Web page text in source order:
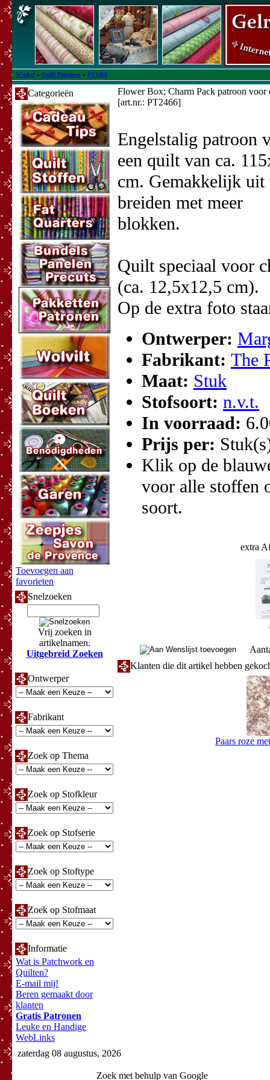
Winkel » Quilt Patronen » PT2466
Categorieën
Toevoegen aan
favorieten
Snelzoeken
Vrij zoeken in
artikelnamen.
Uitgebreid Zoeken
Ontwerper
Fabrikant
Zoek op Thema
Zoek op Stofkleur
Zoek op Stofserie
Zoek op Stoftype
Zoek op Stofmaat
Informatie
Wat is Patchwork en
Quilten?
E-mail mij!
Beren gemaakt door
klanten
Gratis Patronen
Leuke en Handige
WebLinks
Flower Box; Charm Pack patroon voor
[art.nr.: PT2466]
Engelstalig patroon
een quilt van ca.
cm. Gemakkelijk uit
breiden met meer
blokken.
Quilt speciaal voor
(ca. 12,5x12,5 cm).
Op de extra foto
Ontwerper:
Fabrikant: The
Maat: Stuk
Stofsoort: n.v.t.
In voorraad:
Prijs per:
Klik op de
voor alle stoffen
soort.
extra
Klanten die dit artikel hebben
Paars roze
zaterdag 08 augustus, 2026
Zoek met behulp van Google